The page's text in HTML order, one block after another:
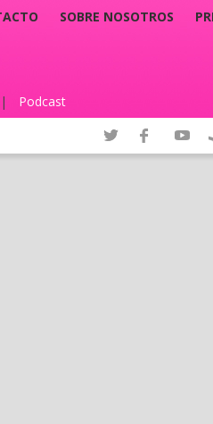
SOBRE NOSOTROS
| Podcast